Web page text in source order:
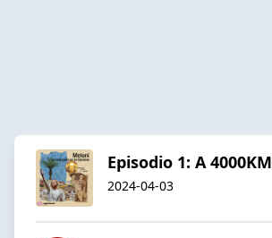
Episodio 1: A 4000KM
2024-04-03